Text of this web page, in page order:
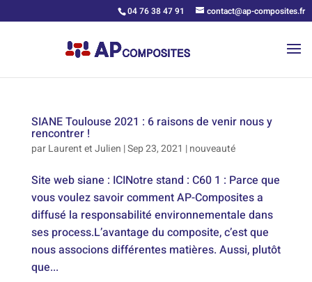
04 76 38 47 91 contact@ap-composites.fr
SIANE Toulouse 2021 : 6 raisons de venir nous y
rencontrer !
parLaurent et Julien |Sep 23, 2021 |nouveauté
Site web siane : ICINotre stand : C60 1 : Parce que
vous voulez savoir comment AP-Composites a
diffusé la responsabilité environnementale dans
ses process.L’avantage du composite, c’est que
nous associons différentes matières. Aussi, plutôt
que...